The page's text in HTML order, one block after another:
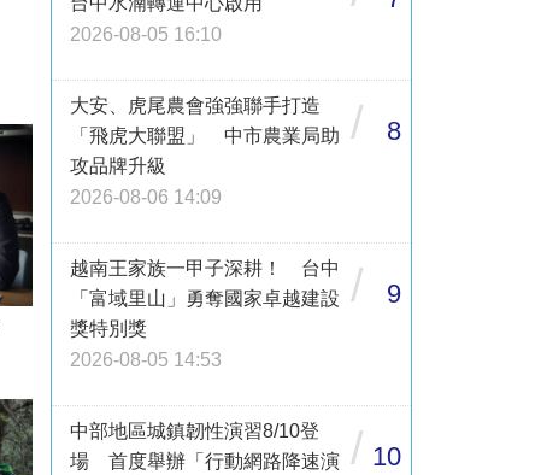
2026-08-05 16:10
大安、虎尾農會強強聯手打造
「飛虎大聯盟」 中市農業局助
攻品牌升級
2026-08-06 14:09
/ 8
越南王家族一甲子深耕！ 台中
「富域里山」勇奪國家卓越建設
獎特別獎
2026-08-05 14:53
/ 9
中部地區城鎮韌性演習8/10登
場 首度舉辦「行動網路降速演 / 10